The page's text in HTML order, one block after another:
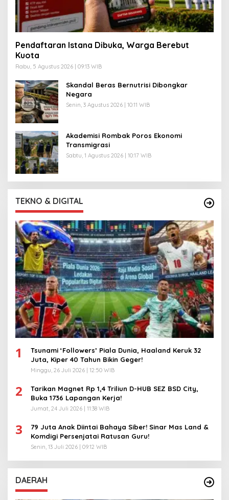
Pendaftaran Istana Dibuka, Warga Berebut
Kuota
Rabu, 5 Agustus 2026 | 09:13 WIB
Skandal Beras Bernutrisi Dibongkar
Negara
Senin, 3 Agustus 2026 | 10:11 WIB
Akademisi Rombak Poros Ekonomi
Transmigrasi
Sabtu, 1 Agustus 2026 | 10:17 WIB
TEKNO & DIGITAL
1
Tsunami ‘Followers’ Piala Dunia, Haaland Keruk 32
Juta, Kiper 40 Tahun Bikin Geger!
Minggu, 26 Juli 2026 | 12:50 WIB
2
Tarikan Magnet Rp 1,4 Triliun D-HUB SEZ BSD City,
Buka 1736 Lapangan Kerja!
Jumat, 24 Juli 2026 | 11:38 WIB
3
79 Juta Anak Diintai Bahaya Siber! Sinar Mas Land &
Komdigi Persenjatai Ratusan Guru!
Senin, 13 Juli 2026 | 09:12 WIB
DAERAH